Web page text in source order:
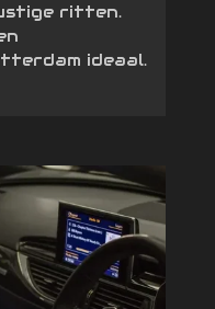
ritten.
ideaal.